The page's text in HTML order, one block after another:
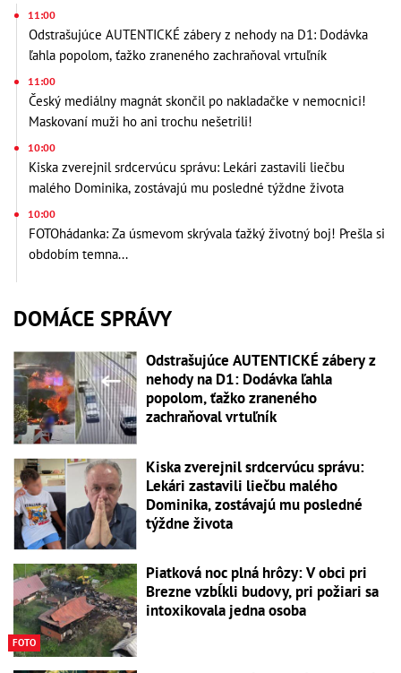
11:00
Odstrašujúce AUTENTICKÉ zábery z nehody na D1: Dodávka
ľahla popolom, ťažko zraneného zachraňoval vrtuľník
11:00
Český mediálny magnát skončil po nakladačke v nemocnici!
Maskovaní muži ho ani trochu nešetrili!
10:00
Kiska zverejnil srdcervúcu správu: Lekári zastavili liečbu
malého Dominika, zostávajú mu posledné týždne života
10:00
FOTOhádanka: Za úsmevom skrývala ťažký životný boj! Prešla si
obdobím temna...
DOMÁCE SPRÁVY
Odstrašujúce AUTENTICKÉ zábery z
nehody na D1: Dodávka ľahla
popolom, ťažko zraneného
zachraňoval vrtuľník
Kiska zverejnil srdcervúcu správu:
Lekári zastavili liečbu malého
Dominika, zostávajú mu posledné
týždne života
FOTO
Piatková noc plná hrôzy: V obci pri
Brezne vzbĺkli budovy, pri požiari sa
intoxikovala jedna osoba